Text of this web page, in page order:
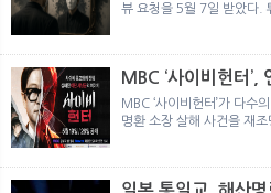
뷰 요청을 5월 7일 받았다.
MBC ‘사이비헌터’,
MBC ‘사이비헌터’가 다수
명환 소장 살해 사건을 재조
일본 통일교, 해산명령 이후 본격